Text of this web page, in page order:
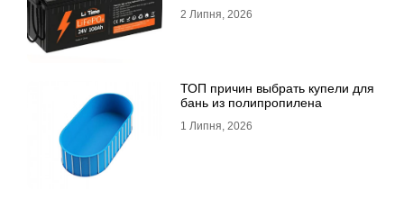
2 Липня, 2026
ТОП причин выбрать купели для
бань из полипропилена
1 Липня, 2026